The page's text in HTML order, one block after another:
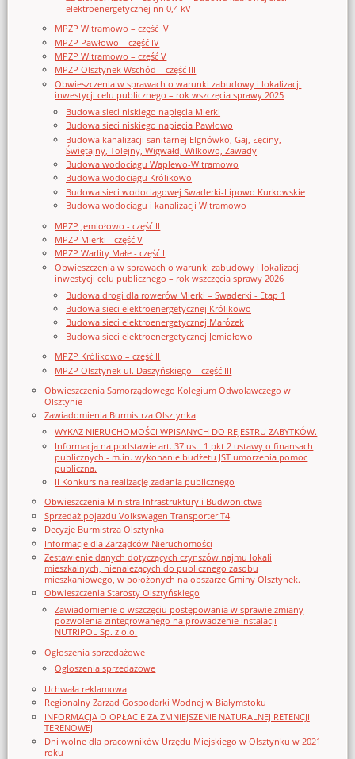
elektroenergetycznej nn 0,4 kV
MPZP Witramowo – część IV
MPZP Pawłowo – część IV
MPZP Witramowo – część V
MPZP Olsztynek Wschód – część III
Obwieszczenia w sprawach o warunki zabudowy i lokalizacji
inwestycji celu publicznego – rok wszczęcia sprawy 2025
Budowa sieci niskiego napięcia Mierki
Budowa sieci niskiego napięcia Pawłowo
Budowa kanalizacji sanitarnej Elgnówko, Gaj, Łęciny,
Świętajny, Tolejny, Wigwałd, Wilkowo, Zawady
Budowa wodociągu Waplewo-Witramowo
Budowa wodociągu Królikowo
Budowa sieci wodociągowej Swaderki-Lipowo Kurkowskie
Budowa wodociągu i kanalizacji Witramowo
MPZP Jemiołowo - część II
MPZP Mierki - część V
MPZP Warlity Małe - część I
Obwieszczenia w sprawach o warunki zabudowy i lokalizacji
inwestycji celu publicznego – rok wszczęcia sprawy 2026
Budowa drogi dla rowerów Mierki – Swaderki - Etap 1
Budowa sieci elektroenergetycznej Królikowo
Budowa sieci elektroenergetycznej Marózek
Budowa sieci elektroenergetycznej Jemiołowo
MPZP Królikowo – część II
MPZP Olsztynek ul. Daszyńskiego – część III
Obwieszczenia Samorządowego Kolegium Odwoławczego w
Olsztynie
Zawiadomienia Burmistrza Olsztynka
WYKAZ NIERUCHOMOŚCI WPISANYCH DO REJESTRU ZABYTKÓW.
Informacja na podstawie art. 37 ust. 1 pkt 2 ustawy o finansach
publicznych - m.in. wykonanie budżetu JST umorzenia pomoc
publiczna.
II Konkurs na realizację zadania publicznego
Obwieszczenia Ministra Infrastruktury i Budwonictwa
Sprzedaż pojazdu Volkswagen Transporter T4
Decyzje Burmistrza Olsztynka
Informacje dla Zarządców Nieruchomości
Zestawienie danych dotyczących czynszów najmu lokali
mieszkalnych, nienależących do publicznego zasobu
mieszkaniowego, w położonych na obszarze Gminy Olsztynek.
Obwieszczenia Starosty Olsztyńskiego
Zawiadomienie o wszczęciu postępowania w sprawie zmiany
pozwolenia zintegrowanego na prowadzenie instalacji
NUTRIPOL Sp. z o.o.
Ogłoszenia sprzedażowe
Ogłoszenia sprzedażowe
Uchwała reklamowa
Regionalny Zarząd Gospodarki Wodnej w Białymstoku
INFORMACJA O OPŁACIE ZA ZMNIEJSZENIE NATURALNEJ RETENCJI
TERENOWEJ
Dni wolne dla pracowników Urzędu Miejskiego w Olsztynku w 2021
roku